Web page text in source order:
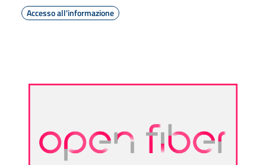
Accesso all'informazione